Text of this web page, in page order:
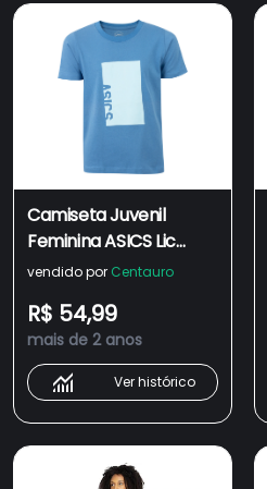
Camiseta Juvenil
Feminina ASICS Lic
Casual Kids
vendido por Centauro
R$ 54,99
mais de 2 anos
Ver histórico